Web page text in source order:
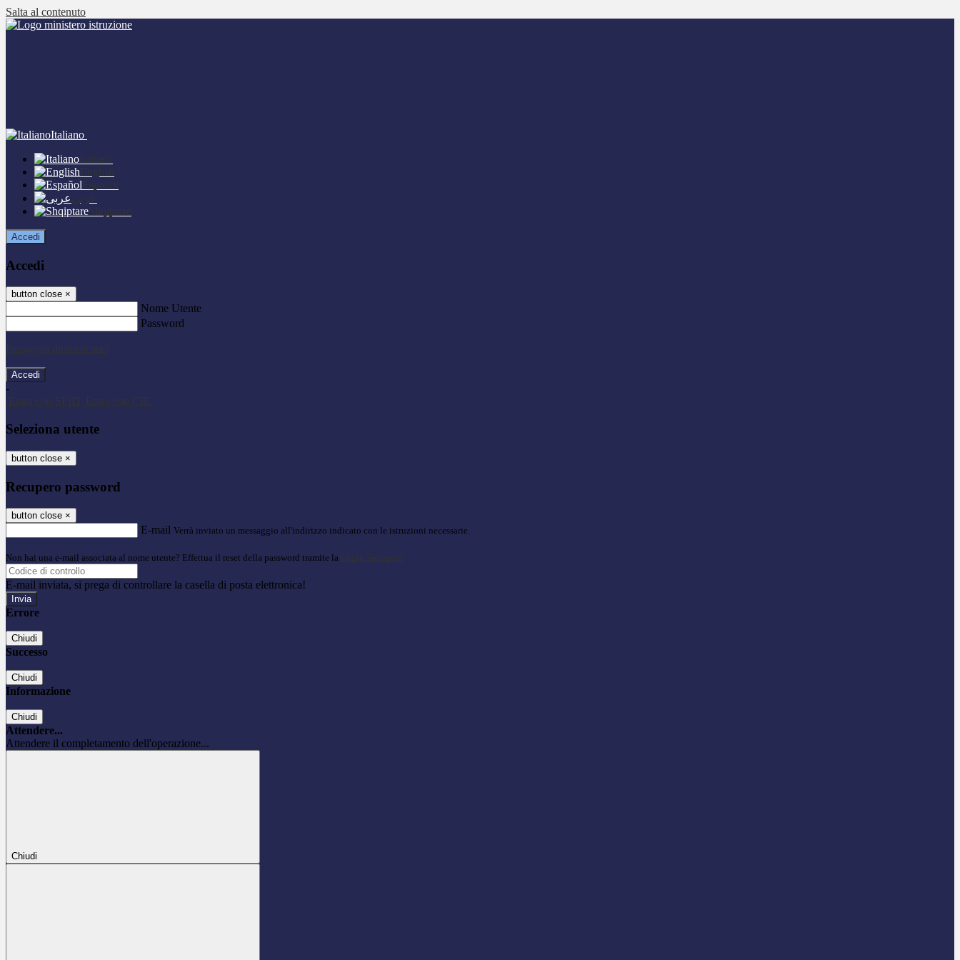
Salta al contenuto
Italiano
Italiano
English
Español
عربى
Shqiptare
Accedi
Accedi
button close ×
Nome Utente
Password
Password dimenticata?
-
Entra con SPID
Entra con CIE
Seleziona utente
button close ×
Recupero password
button close ×
E-mail Verrà inviato un messaggio all'indirizzo indicato con le istruzioni necessarie.
Non hai una e-mail associata al nome utente? Effettua il reset della password tramite la Login Spaggiari
E-mail inviata, si prega di controllare la casella di posta elettronica!
Errore
Chiudi
Successo
Chiudi
Informazione
Chiudi
Attendere...
Attendere il completamento dell'operazione...
Chiudi